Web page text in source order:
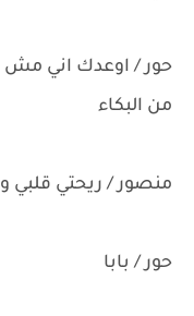
حور / اوعدك اني مش
من البكاء
منصور / ريحتي قلبي
حور / بابا